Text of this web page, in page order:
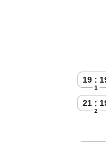
19 :
1
21 :
2